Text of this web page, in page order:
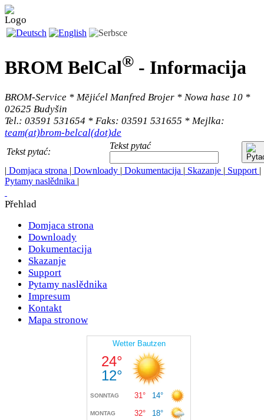
BROM BelCal® - Informacija
BROM-Service * Mĕjićel Manfred Brojer * Nowa hase 10 *
02625 Budyšin
Tel.: 03591 531654 * Faks: 03591 531655 * Mejlka:
team(at)brom-belcal(dot)de
Tekst pytać:
Tekst pytać
| Domjaca strona | Downloady | Dokumentacija | Skazanje | Support |
Pytamy naslědnika |
Přehlad
Domjaca strona
Downloady
Dokumentacija
Skazanje
Support
Pytamy naslědnika
Impresum
Kontakt
Mapa stronow